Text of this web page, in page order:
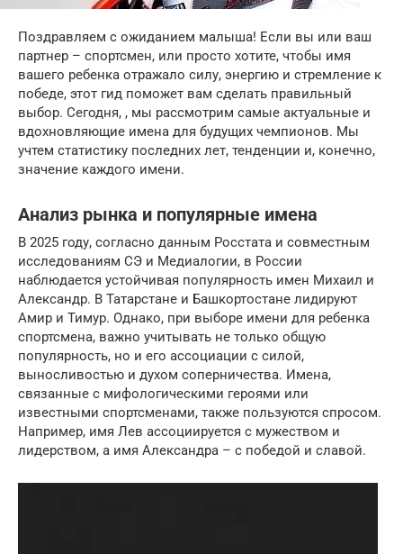
Поздравляем с ожиданием малыша! Если вы или ваш
партнер – спортсмен, или просто хотите, чтобы имя
вашего ребенка отражало силу, энергию и стремление к
победе, этот гид поможет вам сделать правильный
выбор. Сегодня, , мы рассмотрим самые актуальные и
вдохновляющие имена для будущих чемпионов. Мы
учтем статистику последних лет, тенденции и, конечно,
значение каждого имени.
Анализ рынка и популярные имена
В 2025 году, согласно данным Росстата и совместным
исследованиям СЭ и Медиалогии, в России
наблюдается устойчивая популярность имен Михаил и
Александр. В Татарстане и Башкортостане лидируют
Амир и Тимур. Однако, при выборе имени для ребенка
спортсмена, важно учитывать не только общую
популярность, но и его ассоциации с силой,
выносливостью и духом соперничества. Имена,
связанные с мифологическими героями или
известными спортсменами, также пользуются спросом.
Например, имя Лев ассоциируется с мужеством и
лидерством, а имя Александра – с победой и славой.